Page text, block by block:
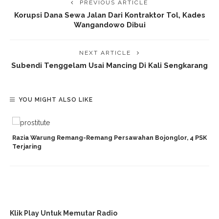
PREVIOUS ARTICLE
Korupsi Dana Sewa Jalan Dari Kontraktor Tol, Kades
Wangandowo Dibui
NEXT ARTICLE
Subendi Tenggelam Usai Mancing Di Kali Sengkarang
YOU MIGHT ALSO LIKE
Razia Warung Remang-Remang Persawahan Bojonglor, 4 PSK
Terjaring
Klik Play Untuk Memutar Radio